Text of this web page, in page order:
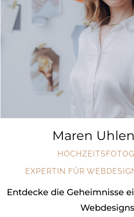
Maren
EXPERTIN FÜR
Entdecke die Geheimnisse